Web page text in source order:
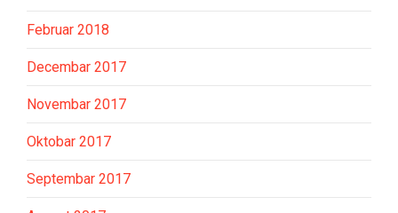
Februar 2018
Decembar 2017
Novembar 2017
Oktobar 2017
Septembar 2017